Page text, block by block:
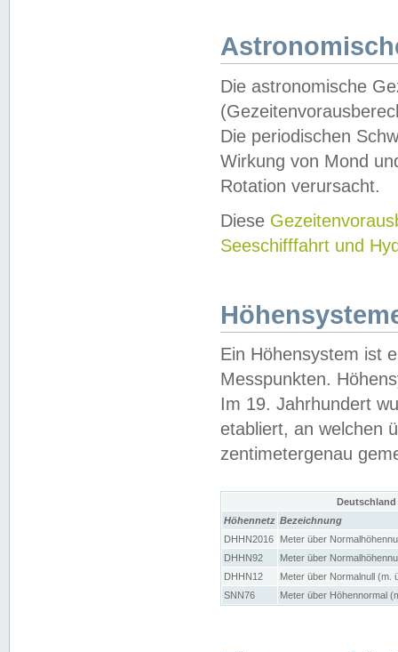
Die astronomische
Die periodischen
Wirkung von Mond
Rotation verursacht.
Diese
Seeschifffahrt und
Ein Höhensystem ist
Messpunkten.
Im 19. Jahrhundert
etabliert, an welchen
zentimetergenau
Höhennetz Bezeichnung
DHHN2016
Meter über
DHHN92
Meter über
DHHN12
Meter über Normalnull (m.
SNN76
Meter über Höhennormal